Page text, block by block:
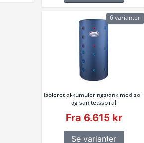
Isoleret akkumuleringstank med sol-
og sanitetsspiral
Fra 6.615 kr
Se varianter
6 varianter